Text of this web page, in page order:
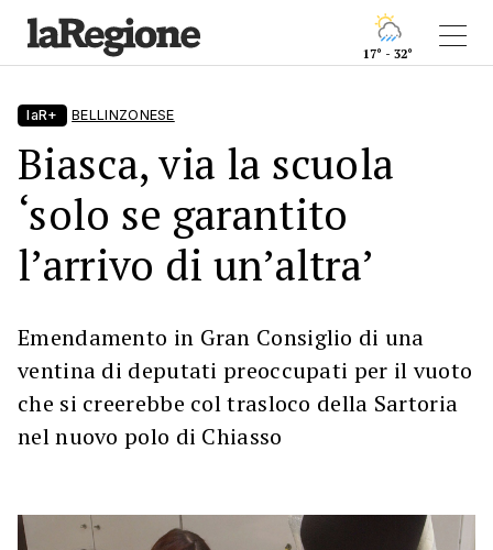
17° - 32°
laR+ BELLINZONESE
Biasca, via la scuola
‘solo se garantito
l’arrivo di un’altra’
Emendamento in Gran Consiglio di una
ventina di deputati preoccupati per il vuoto
che si creerebbe col trasloco della Sartoria
nel nuovo polo di Chiasso